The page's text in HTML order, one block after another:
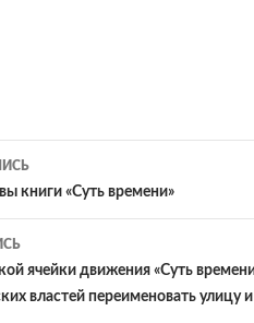
книги «Суть времени»
ячейки движения «Суть
властей переименовать улицу